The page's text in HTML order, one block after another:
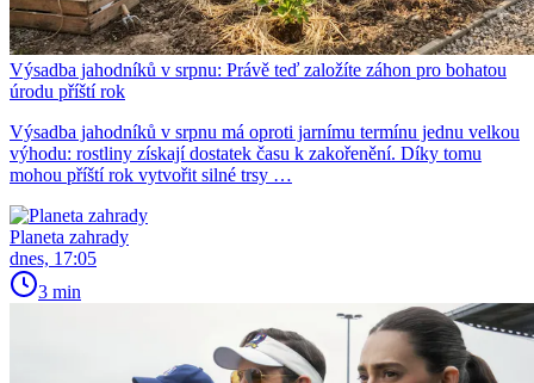
Výsadba jahodníků v srpnu: Právě teď založíte záhon pro bohatou
úrodu příští rok
Výsadba jahodníků v srpnu má oproti jarnímu termínu jednu velkou
výhodu: rostliny získají dostatek času k zakořenění. Díky tomu
mohou příští rok vytvořit silné trsy …
Planeta zahrady
dnes, 17:05
3 min